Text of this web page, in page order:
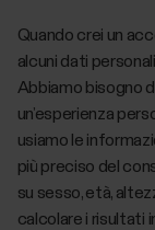
Quando crei un
alcuni dati
Abbiamo bisogno
un’esperienza
usiamo le
più preciso del
su sesso, età,
calcolare i risultati